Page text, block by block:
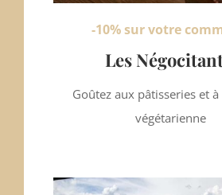
-10% sur votre
Les
Goûtez aux pâtisseries et
végétarienne